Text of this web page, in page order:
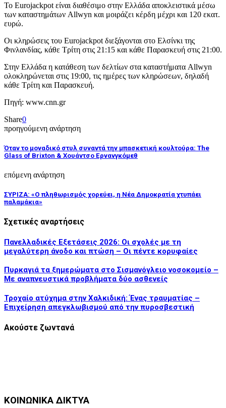
Το Eurojackpot είναι διαθέσιμο στην Ελλάδα αποκλειστικά μέσω
των καταστημάτων Allwyn και μοιράζει κέρδη μέχρι και 120 εκατ.
ευρώ.
Οι κληρώσεις του Eurojackpot διεξάγονται στο Ελσίνκι της
Φινλανδίας, κάθε Τρίτη στις 21:15 και κάθε Παρασκευή στις 21:00.
Στην Ελλάδα η κατάθεση των δελτίων στα καταστήματα Allwyn
ολοκληρώνεται στις 19:00, τις ημέρες των κληρώσεων, δηλαδή
κάθε Τρίτη και Παρασκευή.
Πηγή: www.cnn.gr
Share0
προηγούμενη ανάρτηση
Όταν το μοναδικό στυλ συναντά την μπασκετική κουλτούρα: The
Glass of Brixton & Χουάντσο Ερνανγκόμεθ
επόμενη ανάρτηση
ΣΥΡΙΖΑ: «Ο πληθωρισμός χορεύει, η Νέα Δημοκρατία χτυπάει
παλαμάκια»
Σχετικές αναρτήσεις
Πανελλαδικές Εξετάσεις 2026: Οι σχολές με τη
μεγαλύτερη άνοδο και πτώση – Oι πέντε κορυφαίες
Πυρκαγιά τα ξημερώματα στο Σισμανόγλειο νοσοκομείο –
Με αναπνευστικά προβλήματα δύο ασθενείς
Τροχαίο ατύχημα στην Χαλκιδική: Ένας τραυματίας –
Επιχείρηση απεγκλωβισμού από την πυροσβεστική
Ακούστε ζωντανά
ΚΟΙΝΩΝΙΚΑ ΔΙΚΤΥΑ